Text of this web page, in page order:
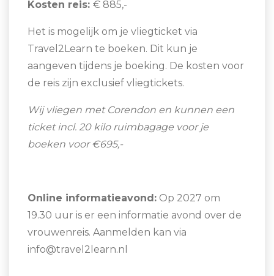
voor de lokale gemeenschap normaal is, kan voor
ons moeilijk voor te stellen zijn. Wij helpen je die
culturele verschillen te begrijpen en verbinden je
met de gemeenschappen die we bezoeken.
Onze missie is om reizen te creëren die een
blijvende impact hebben. We bieden niet alleen
hulp, maar geven de lokale gemeenschappen de
kans om zichzelf op te bouwen voor de lange
ook na onze reis.
Onze reizen zijn gebaseerd op wederkerigheid:
zowel de reiziger als de lokale bevolking profiteren
van de ervaringen en kennis die we met elkaar
Kosten reis: € 885,-
Het is mogelijk om je vliegticket via
Travel2Learn te boeken. Dit kun je
aangeven tijdens je boeking. De kosten voor
de reis zijn exclusief vliegtickets.
Wij vliegen met Corendon en kunnen een
ticket incl. 20 kilo ruimbagage voor je
boeken voor €695,-
Online informatieavond: Op 2027 om
19.30 uur is er een informatie avond over de
vrouwenreis. Aanmelden kan via
info@travel2learn.nl